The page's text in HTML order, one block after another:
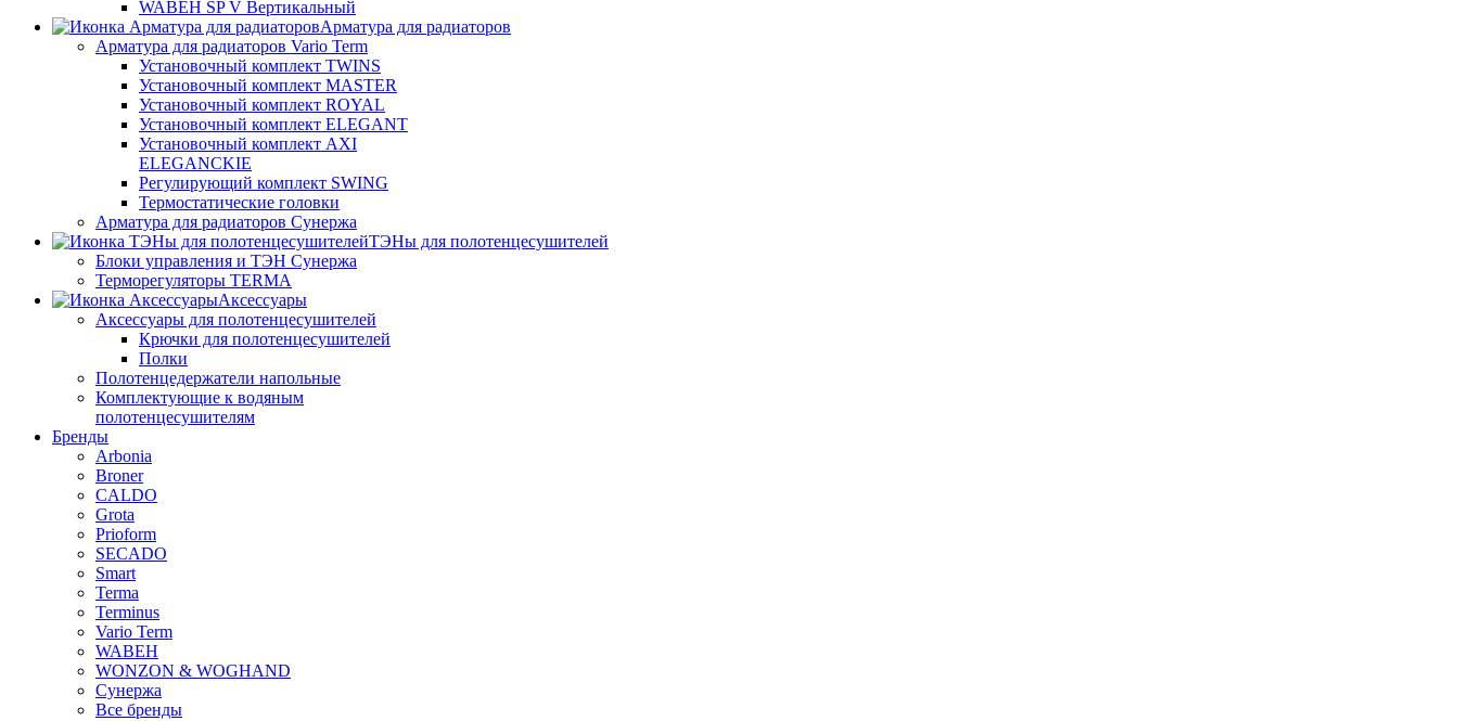
WABEH SP V Вертикальный
Арматура для радиаторов
Арматура для радиаторов Vario Term
Установочный комплект TWINS
Установочный комплект MASTER
Установочный комплект ROYAL
Установочный комплект ELEGANT
Установочный комплект AXI
ELEGANCKIE
Регулирующий комплект SWING
Термостатические головки
Арматура для радиаторов Сунержа
ТЭНы для полотенцесушителей
Блоки управления и ТЭН Сунержа
Терморегуляторы TERMA
Аксессуары
Аксессуары для полотенцесушителей
Крючки для полотенцесушителей
Полки
Полотенцедержатели напольные
Комплектующие к водяным
полотенцесушителям
Бренды
Arbonia
Broner
CALDO
Grota
Prioform
SECADO
Smart
Terma
Terminus
Vario Term
WABEH
WONZON & WOGHAND
Сунержа
Все бренды